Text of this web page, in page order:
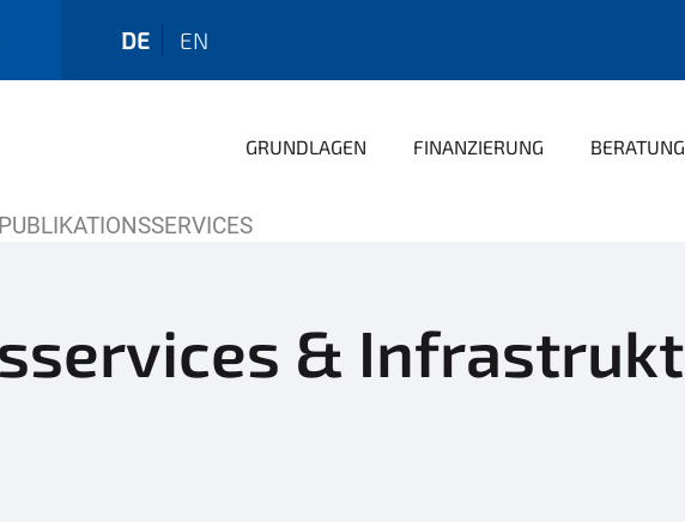
DE EN
GRUNDLAGEN FINANZIERUNG BERATUNG
PUBLIKATIONSSERVICES
&